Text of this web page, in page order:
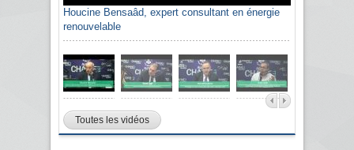
Houcine Bensaâd, expert consultant en énergie
renouvelable
Toutes les vidéos